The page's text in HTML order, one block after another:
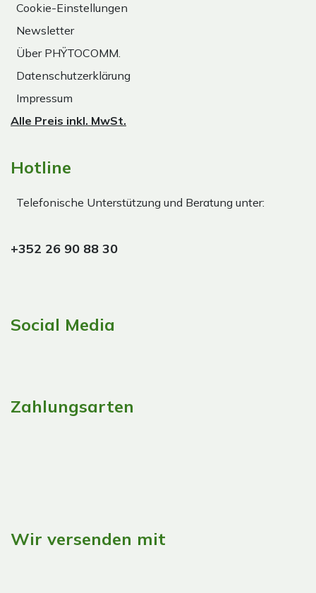
Cookie-Einstellungen
Newsletter
Über PHŸTOCOMM.
Datenschutzerklärung
Impressum
Alle Preis inkl. MwSt.
Hotline
Telefonische Unterstützung und Beratung unter:
+352 26 90 88 30
Social Media
Zahlungsarten
Wir versenden mit